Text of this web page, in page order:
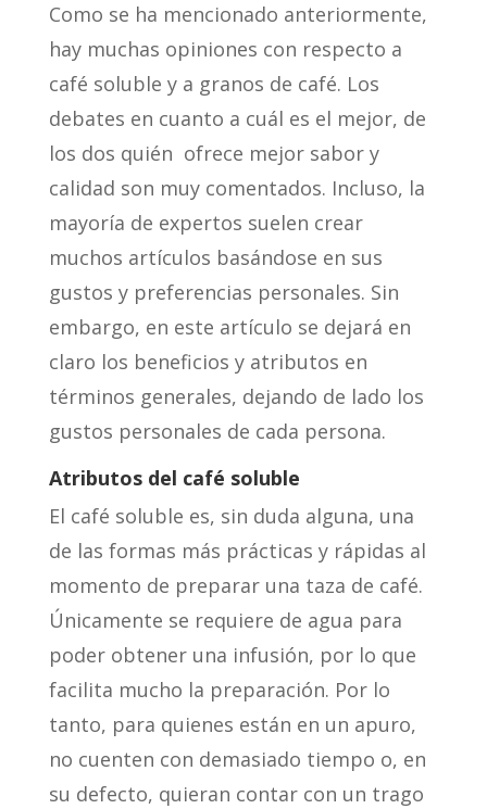
Como se ha mencionado anteriormente,
hay muchas opiniones con respecto a
café soluble y a granos de café. Los
debates en cuanto a cuál es el mejor, de
los dos quién ofrece mejor sabor y
calidad son muy comentados. Incluso, la
mayoría de expertos suelen crear
muchos artículos basándose en sus
gustos y preferencias personales. Sin
embargo, en este artículo se dejará en
claro los beneficios y atributos en
términos generales, dejando de lado los
gustos personales de cada persona.
Atributos del café soluble
El café soluble es, sin duda alguna, una
de las formas más prácticas y rápidas al
momento de preparar una taza de café.
Únicamente se requiere de agua para
poder obtener una infusión, por lo que
facilita mucho la preparación. Por lo
tanto, para quienes están en un apuro,
no cuenten con demasiado tiempo o, en
su defecto, quieran contar con un trago